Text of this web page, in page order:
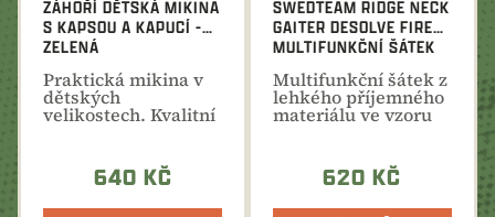
ZÁHOŘÍ DĚTSKÁ MIKINA
S KAPSOU A KAPUCÍ -
ZELENÁ
Praktická mikina v
dětských
velikostech. Kvalitní
640 KČ
SWEDTEAM RIDGE NECK
GAITER DESOLVE FIRE
MULTIFUNKČNÍ ŠÁTEK
Multifunkční šátek z
lehkého příjemného
materiálu ve vzoru
620 KČ